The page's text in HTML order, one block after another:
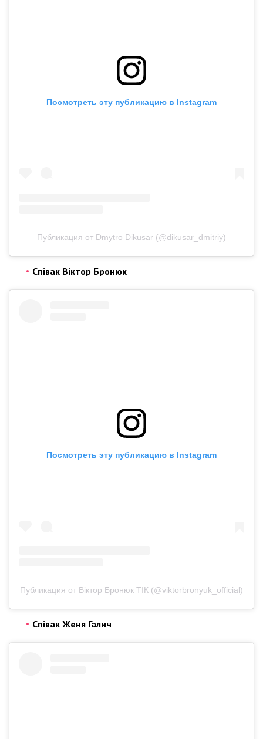
Посмотреть эту публикацию в Instagram
Публикация от Dmytro Dikusar (@dikusar_dmitriy)
Співак Віктор Бронюк
Посмотреть эту публикацию в Instagram
Публикация от Віктор Бронюк ТІК (@viktorbronyuk_official)
Співак Женя Галич